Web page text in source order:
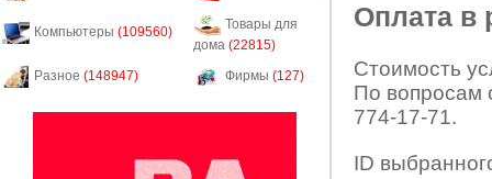
Компьютеры (109560)
Товары для
дома (22815)
Разное (148947) Фирмы (127)
Оплата в
Стоимость
По вопросам
774-17-71.
ID